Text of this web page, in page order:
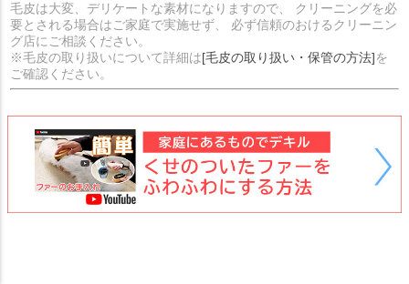
毛皮は大変、デリケートな素材になりますので、 クリーニングを必
要とされる場合はご家庭で実施せず、 必ず信頼のおけるクリーニン
グ店にご相談ください。
※毛皮の取り扱いについて詳細は[毛皮の取り扱い・保管の方法]を
ご確認ください。